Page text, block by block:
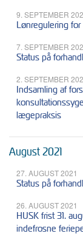
9. SEPTEMBER
Lønregulering
7. SEPTEMBER
Status på
2. SEPTEMBER
Indsamling af
lægepraksis
August 2021
27. AUGUST 2021
Status på
26. AUGUST 2021
HUSK frist 31.
indefrosne